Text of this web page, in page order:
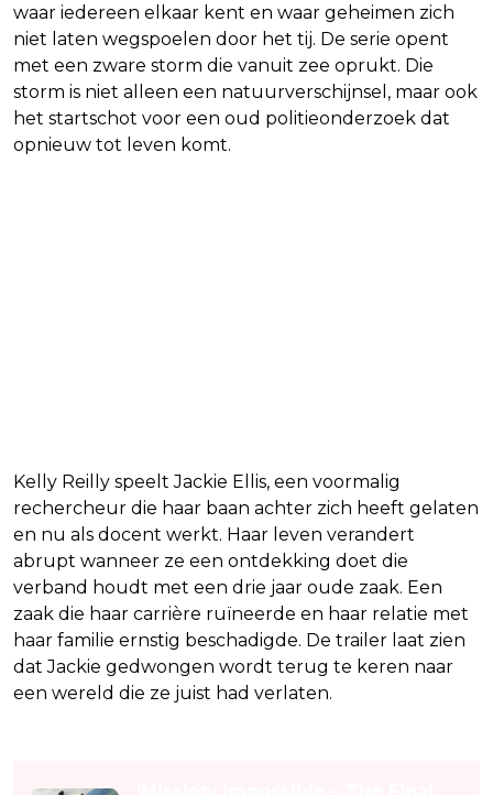
waar iedereen elkaar kent en waar geheimen zich
niet laten wegspoelen door het tij. De serie opent
met een zware storm die vanuit zee oprukt. Die
storm is niet alleen een natuurverschijnsel, maar ook
het startschot voor een oud politieonderzoek dat
opnieuw tot leven komt.
Kelly Reilly speelt Jackie Ellis, een voormalig
rechercheur die haar baan achter zich heeft gelaten
en nu als docent werkt. Haar leven verandert
abrupt wanneer ze een ontdekking doet die
verband houdt met een drie jaar oude zaak. Een
zaak die haar carrière ruïneerde en haar relatie met
haar familie ernstig beschadigde. De trailer laat zien
dat Jackie gedwongen wordt terug te keren naar
een wereld die ze juist had verlaten.